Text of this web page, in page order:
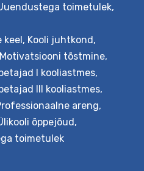
toimetulek,
keel, Kooli juhtkond,
Motivatsiooni tõstmine,
I kooliastmes,
III kooliastmes,
areng,
õppejõud,
toimetulek